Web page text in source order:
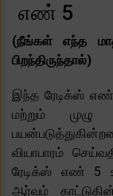
எண் 5
(நீங்கள் எந்த
பிறந்திருந்தால்)
இந்த ரேடிக்ஸ்
மற்றும்
வியாபாரம்
ரேடிக்ஸ் எண் 5
ஆர்வம்